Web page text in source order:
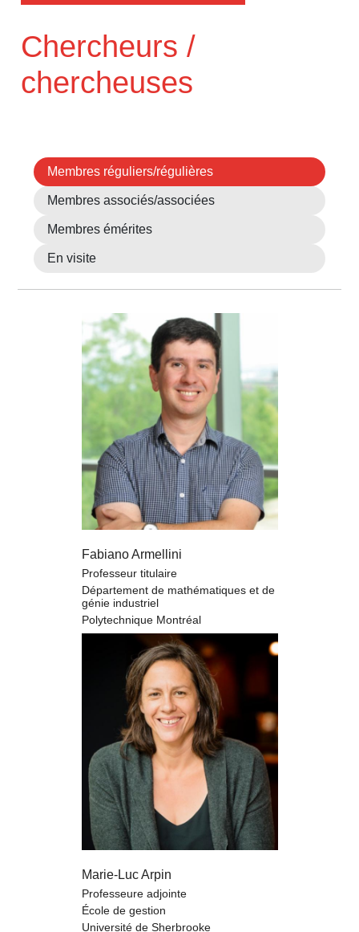
Chercheurs /
chercheuses
Membres réguliers/régulières
Membres associés/associées
Membres émérites
En visite
Fabiano Armellini
Professeur titulaire
Département de mathématiques et de
génie industriel
Polytechnique Montréal
Marie-Luc Arpin
Professeure adjointe
École de gestion
Université de Sherbrooke